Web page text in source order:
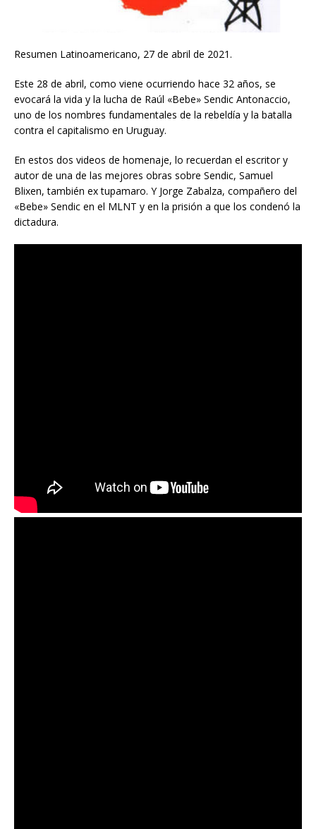
Resumen Latinoamericano, 27 de abril de 2021.
Este 28 de abril, como viene ocurriendo hace 32 años, se
evocará la vida y la lucha de Raúl «Bebe» Sendic Antonaccio,
uno de los nombres fundamentales de la rebeldía y la batalla
contra el capitalismo en Uruguay.
En estos dos videos de homenaje, lo recuerdan el escritor y
autor de una de las mejores obras sobre Sendic, Samuel
Blixen, también ex tupamaro. Y Jorge Zabalza, compañero del
«Bebe» Sendic en el MLNT y en la prisión a que los condenó la
dictadura.